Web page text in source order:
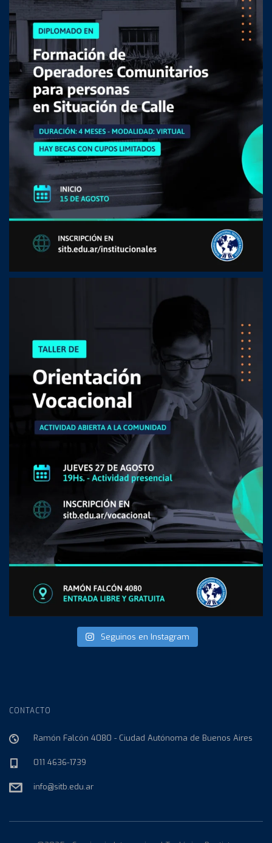
Seguinos en Instagram
CONTACTO
Ramón Falcón 4080 - Ciudad Autónoma de Buenos Aires
011 4636-1739
info@sitb.edu.ar